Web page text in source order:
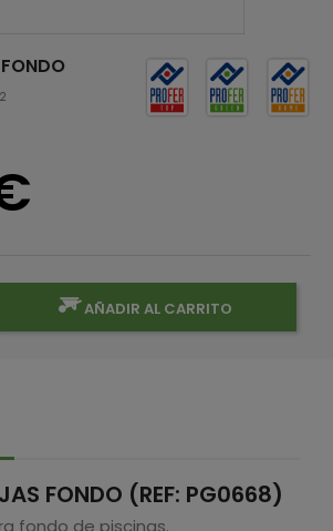
AÑADIR AL CARRITO
FONDO (REF: PG0668)
fondo de piscinas.